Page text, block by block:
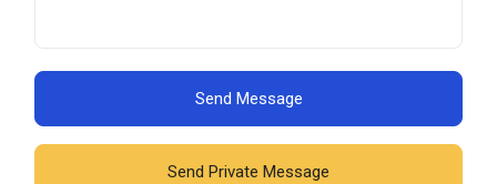
Send Message
Send Private Message